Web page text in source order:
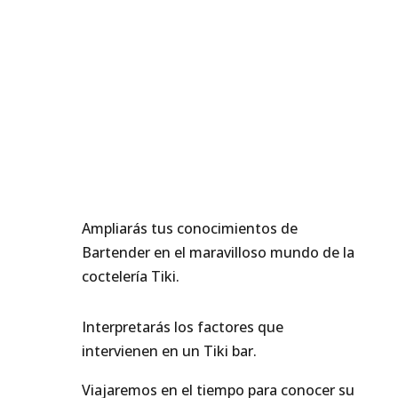
Ampliarás tus conocimientos de
Bartender en el maravilloso mundo de la
coctelería Tiki.
Interpretarás los factores que
intervienen en un Tiki bar.
Viajaremos en el tiempo para conocer su